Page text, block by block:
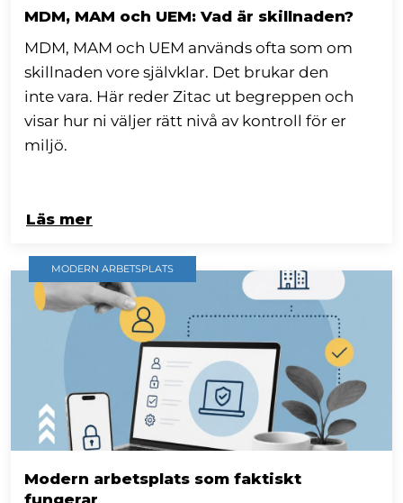
MDM, MAM och UEM: Vad är skillnaden?
MDM, MAM och UEM används ofta som om
skillnaden vore självklar. Det brukar den
inte vara. Här reder Zitac ut begreppen och
visar hur ni väljer rätt nivå av kontroll för er
miljö.
Läs mer
MODERN ARBETSPLATS
Modern arbetsplats som faktiskt
fungerar